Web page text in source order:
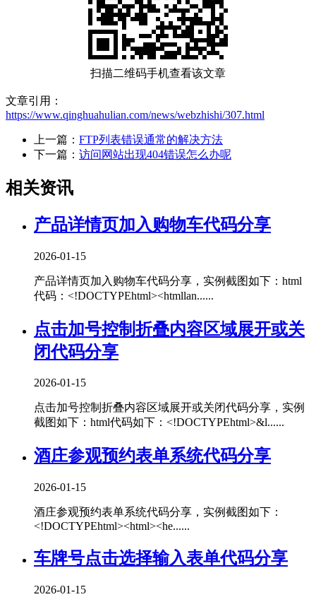
扫描二维码手机查看该文章
文章引用：
https://www.qinghuahulian.com/news/webzhishi/307.html
上一篇： FTP列表错误通常的解决方法
下一篇： 访问网站出现404错误怎么办呢
相关资讯
产品详情页加入购物车代码分享
2026-01-15
产品详情页加入购物车代码分享，实例截图如下：html
代码：<!DOCTYPEhtml><htmllan......
点击加号控制折叠内容区域展开或关
闭代码分享
2026-01-15
点击加号控制折叠内容区域展开或关闭代码分享，实例
截图如下：html代码如下：<!DOCTYPEhtml>&l......
酒庄参观预约表单系统代码分享
2026-01-15
酒庄参观预约表单系统代码分享，实例截图如下：
<!DOCTYPEhtml><html><he......
车牌号点击选择输入表单代码分享
2026-01-15